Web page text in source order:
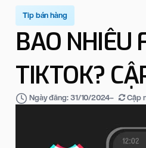
Tip bán hàng
BAO NHIÊU
TIKTOK?
Ngày đăng: 31/10/2024– Cập